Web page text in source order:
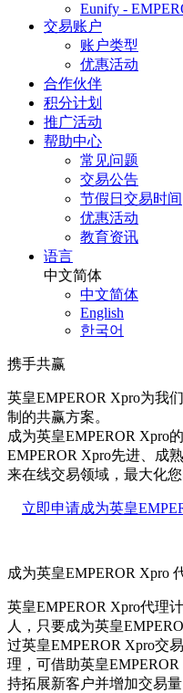
Eunify -
交易账户
账户类型
优惠活动
合作伙伴
积分计划
推广活动
帮助中心
常见问题
交易公告
节假日交易时间
优惠活动
教育资讯
语言
中文简体
中文简体
English
한국어
携手共赢
英皇EMPEROR Xpro为我
制的共赢方案。
成为英皇EMPEROR Xpro
EMPEROR Xpro先进、成
来在线交易领域，最大化
立即申请成为英皇
成为英皇EMPEROR Xpro
英皇EMPEROR Xpro代理
人，只要成为英皇
过英皇EMPEROR Xpro交
理，可借助英皇
持拓展新客户并增加交易